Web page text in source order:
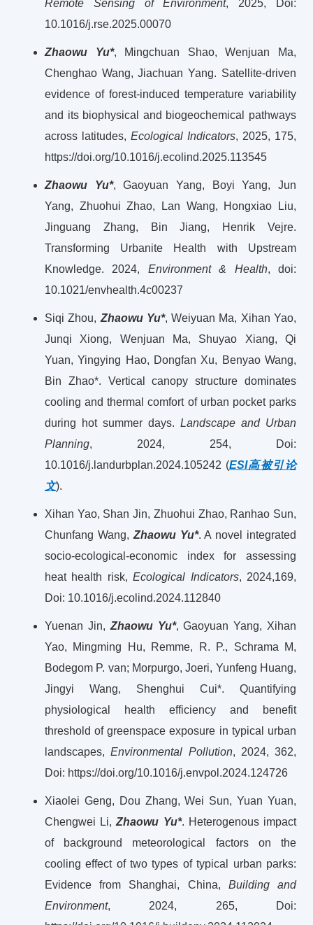
Remote Sensing of Environment, 2025, Doi:
10.1016/j.rse.2025.00070
Zhaowu Yu*, Mingchuan Shao, Wenjuan Ma,
Chenghao Wang, Jiachuan Yang. Satellite-driven
evidence of forest-induced temperature variability
and its biophysical and biogeochemical pathways
across latitudes, Ecological Indicators, 2025, 175,
https://doi.org/10.1016/j.ecolind.2025.113545
Zhaowu Yu*, Gaoyuan Yang, Boyi Yang, Jun
Yang, Zhuohui Zhao, Lan Wang, Hongxiao Liu,
Jinguang Zhang, Bin Jiang, Henrik Vejre.
Transforming Urbanite Health with Upstream
Knowledge. 2024, Environment & Health, doi:
10.1021/envhealth.4c00237
Siqi Zhou,Zhaowu Yu*, Weiyuan Ma, Xihan Yao,
Junqi Xiong, Wenjuan Ma, Shuyao Xiang, Qi
Yuan, Yingying Hao, Dongfan Xu, Benyao Wang,
Bin Zhao*. Vertical canopy structure dominates
cooling and thermal comfort of urban pocket parks
during hot summer days.Landscape and Urban
Planning, 2024, 254, Doi:
10.1016/j.landurbplan.2024.105242 (ESI高被引论
文).
Xihan Yao, Shan Jin, Zhuohui Zhao, Ranhao Sun,
Chunfang Wang,Zhaowu Yu*. A novel integrated
socio-ecological-economic index for assessing
heat health risk,Ecological Indicators, 2024,169,
Doi: 10.1016/j.ecolind.2024.112840
Yuenan Jin,Zhaowu Yu*, Gaoyuan Yang, Xihan
Yao, Mingming Hu, Remme, R. P., Schrama M,
Bodegom P. van; Morpurgo, Joeri, Yunfeng Huang,
Jingyi Wang, Shenghui Cui*. Quantifying
physiological health efficiency and benefit
threshold of greenspace exposure in typical urban
landscapes,Environmental Pollution, 2024, 362,
Doi: https://doi.org/10.1016/j.envpol.2024.124726
Xiaolei Geng, Dou Zhang, Wei Sun, Yuan Yuan,
Chengwei Li,Zhaowu Yu*. Heterogenous impact
of background meteorological factors on the
cooling effect of two types of typical urban parks:
Evidence from Shanghai, China, Building and
Environment, 2024, 265, Doi: